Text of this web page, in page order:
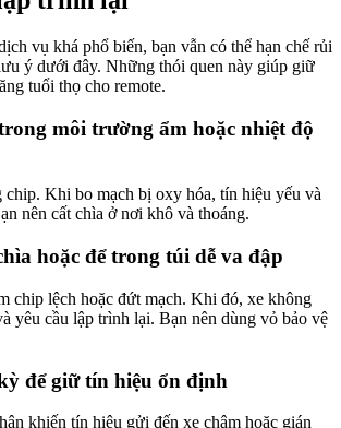
vụ khá phổ biến, bạn vẫn có thể hạn chế rủi
ý dưới đây. Những thói quen này giúp giữ
tuổi thọ cho remote.
môi trường ẩm hoặc nhiệt độ
chip. Khi bo mạch bị oxy hóa, tín hiệu yếu và
nên cất chìa ở nơi khô và thoáng.
hoặc để trong túi dễ va đập
chip lệch hoặc đứt mạch. Khi đó, xe không
yêu cầu lập trình lại. Bạn nên dùng vỏ bảo vệ
để giữ tín hiệu ổn định
khiến tín hiệu gửi đến xe chậm hoặc gián